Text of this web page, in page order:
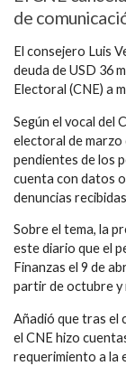
de
El consejero Luis
deuda de USD 36
Electoral (CNE) a
Según el vocal del
electoral de marzo
pendientes de los
cuenta con datos
denuncias
Sobre el tema, la
este diario que el
Finanzas el 9 de
partir de octubre y
Añadió que tras el
el CNE hizo
requerimiento a la